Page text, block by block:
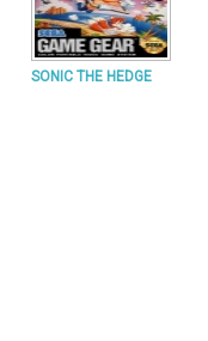
SONIC THE HEDGE